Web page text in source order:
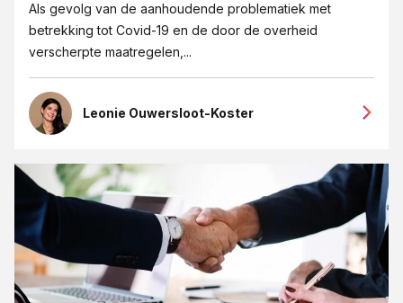
Als gevolg van de aanhoudende problematiek met
betrekking tot Covid-19 en de door de overheid
verscherpte maatregelen,...
Leonie Ouwersloot-Koster